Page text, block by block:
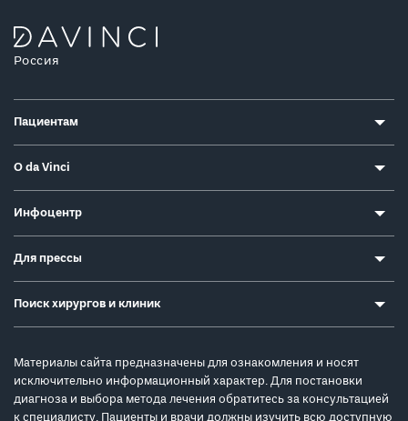
Россия
Пациентам
О da Vinci
Инфоцентр
Для прессы
Поиск хирургов и клиник
Материалы сайта предназначены для ознакомления и носят
исключительно информационный характер. Для постановки
диагноза и выбора метода лечения обратитесь за консультацией
к специалисту. Пациенты и врачи должны изучить всю доступную